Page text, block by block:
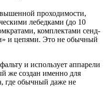
проходимости,
лебедками (до 10
комплектами сенд-
и цепями. Это не обычный
и использует аппарели
же создан именно для
где обычный даже не